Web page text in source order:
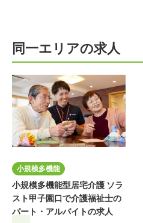
同一エリアの求人
小規模多機能
小規模多機能型居宅介護 ソラ
スト甲子園口で介護福祉士の
パート・アルバイトの求人